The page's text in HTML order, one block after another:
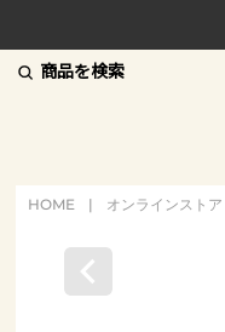
商品を検索
HOME | オンラインストア